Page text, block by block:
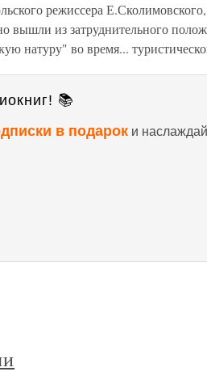
режиссера
вышли из затруднительного
натуру" во время...
📚
в подарок и